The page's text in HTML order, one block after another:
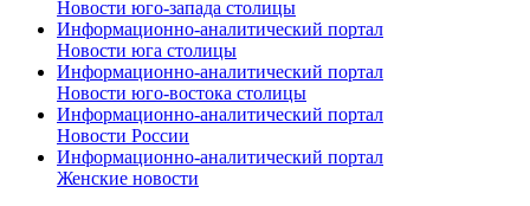
Новости юго-запада столицы
Информационно-аналитический портал
Новости юга столицы
Информационно-аналитический портал
Новости юго-востока столицы
Информационно-аналитический портал
Новости России
Информационно-аналитический портал
Женские новости